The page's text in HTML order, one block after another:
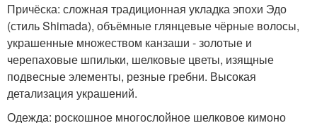
Причёска: сложная традиционная укладка эпохи Эдо
(стиль Shimada), объёмные глянцевые чёрные волосы,
украшенные множеством канзаши - золотые и
черепаховые шпильки, шелковые цветы, изящные
подвесные элементы, резные гребни. Высокая
детализация украшений.
Одежда: роскошное многослойное шелковое кимоно